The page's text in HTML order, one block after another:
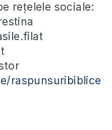
rețelele sociale:
raspunsuribiblice